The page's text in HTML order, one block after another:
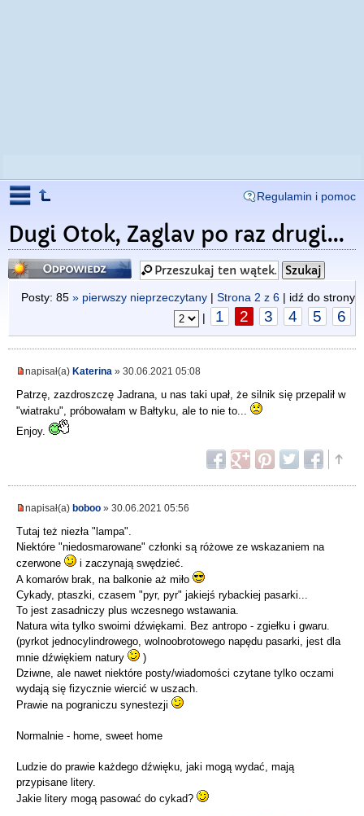
Regulamin i pomoc
Dugi Otok, Zaglav po raz drugi...
Odpowiedz
Posty: 85 » pierwszy nieprzeczytany | Strona 2 z 6 | idź do strony
|
1 2 3 4 5 6
napisał(a) Katerina » 30.06.2021 05:08
Patrzę, zazdroszczę Jadrana, u nas taki upał, że silnik się przepalił w
"wiatraku", próbowałam w Bałtyku, ale to nie to...
Enjoy.
napisał(a) boboo » 30.06.2021 05:56
Tutaj też niezła "lampa".
Niektóre "niedosmarowane" członki są różowe ze wskazaniem na
czerwone
i zaczynają swędzieć.
A komarów brak, na balkonie aż miło
Cykady, ptaszki, czasem "pyr, pyr" jakiejś rybackiej pasarki...
To jest zasadniczy plus wczesnego wstawania.
Natura wita tylko swoimi dźwiękami. Bez antropo - zgiełku i gwaru.
(pyrkot jednocylindrowego, wolnoobrotowego napędu pasarki, jest dla
mnie dźwiękiem natury
)
Dziwne, ale nawet niektóre posty/wiadomości czytane tylko oczami
wydają się fizycznie wiercić w uszach.
Prawie na pograniczu synestezji
Normalnie - home, sweet home
Ludzie do prawie każdego dźwięku, jaki mogą wydać, mają
przypisane litery.
Jakie litery mogą pasować do cykad?